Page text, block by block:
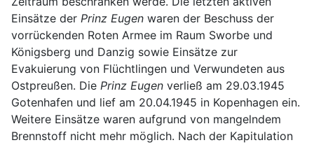
Einsätze der Prinz Eugen waren der Beschuss der
vorrückenden Roten Armee im Raum Sworbe und
Königsberg und Danzig sowie Einsätze zur
Evakuierung von Flüchtlingen und Verwundeten aus
Ostpreußen. Die Prinz Eugen verließ am 29.03.1945
Gotenhafen und lief am 20.04.1945 in Kopenhagen ein.
Weitere Einsätze waren aufgrund von mangelndem
Brennstoff nicht mehr möglich. Nach der Kapitulation